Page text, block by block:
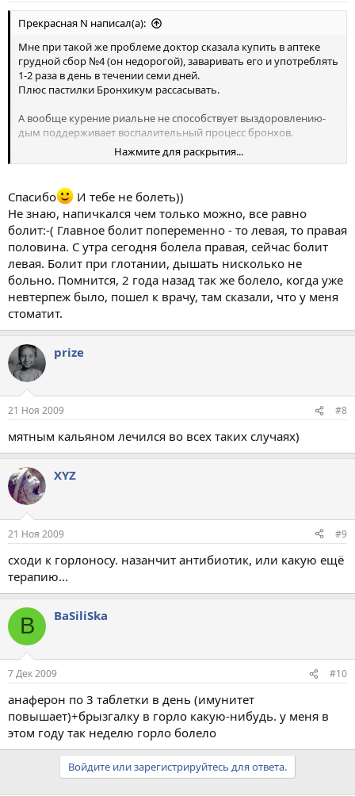
Прекрасная N написал(а):
Мне при такой же проблеме доктор сказала купить в аптеке
грудной сбор №4 (он недорогой), заваривать его и употреблять
1-2 раза в день в течении семи дней.
Плюс пастилки Бронхикум рассасывать.
А вообще курение риальне не способствует выздоровлению-
дым поддерживает воспалительный процесс бронхов.
Хотя для курильщика легкий кашель, по моему, привычное
мере у меня так
Здоровья тебе ;-)
Нажмите для раскрытия...
Спасибо
И тебе не болеть))
Не знаю, напичкался чем только можно, все равно
болит:-( Главное болит попеременно - то левая, то правая
половина. С утра сегодня болела правая, сейчас болит
левая. Болит при глотании, дышать нисколько не
больно. Помнится, 2 года назад так же болело, когда уже
невтерпеж было, пошел к врачу, там сказали, что у меня
стоматит.
prize
21 Ноя 2009 #8
мятным кальяном лечился во всех таких случаях)
XYZ
21 Ноя 2009 #9
сходи к горлоносу. назанчит антибиотик, или какую ещё
терапию...
B BaSiliSka
7 Дек 2009 #10
анаферон по 3 таблетки в день (имунитет
повышает)+брызгалку в горло какую-нибудь. у меня в
этом году так неделю горло болело
Войдите или зарегистрируйтесь для ответа.